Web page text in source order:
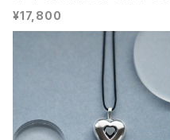
¥17,800